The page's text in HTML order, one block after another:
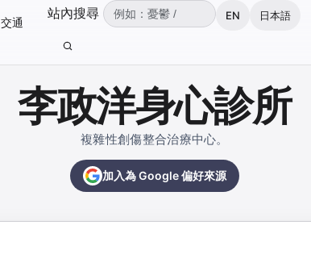
交通
站內搜尋 （可輸入：憂鬱、焦慮、失眠、
EN 日本語
李政洋身心診所
複雜性創傷整合治療中心。
加入為 Google 偏好來源